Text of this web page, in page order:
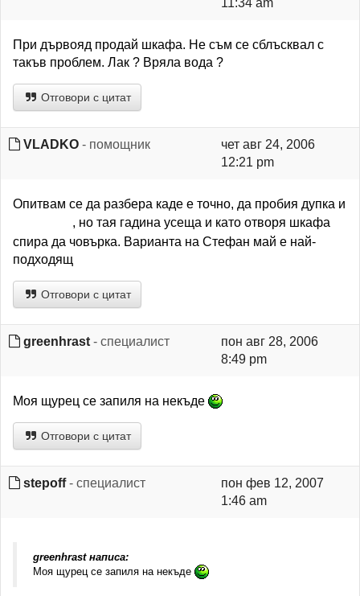
При дървояд продай шкафа. Не съм се сблъсквал с
такъв проблем. Лак ? Вряла вода ?
Отговори с цитат
VLADKO - помощник
чет авг 24, 2006
12:21 pm
Опитвам се да разбера каде е точно, да пробия дупка и
, но тая гадина усеща и като отворя шкафа
спира да човърка. Варианта на Стефан май е най-
подходящ
Отговори с цитат
greenhrast - специалист
пон авг 28, 2006
8:49 pm
Моя щурец се запиля на некъде
Отговори с цитат
stepoff- специалист
пон фев 12, 2007
1:46 am
greenhrast написа:
Моя щурец се запиля на некъде